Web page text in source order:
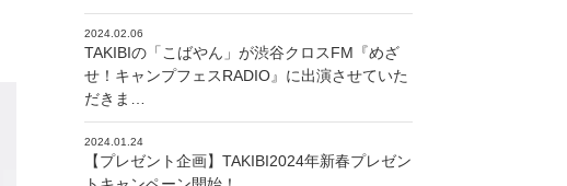
2024.02.06
TAKIBIの「こばやん」が渋谷クロスFM『めざ
せ！キャンプフェスRADIO』に出演させていた
だきま…
2024.01.24
【プレゼント企画】TAKIBI2024年新春プレゼン